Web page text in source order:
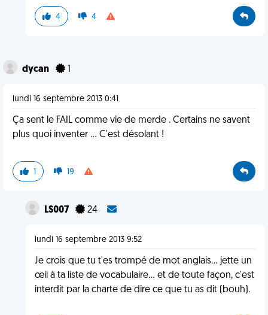
4 4
dycan
lundi 16 septembre 2013 0:41
Ça sent le FAIL comme vie de merde . Certains ne savent
plus quoi inventer ... C'est désolant !
1 19
LS007 24
lundi 16 septembre 2013 9:52
Je crois que tu t'es trompé de mot anglais... jette un
œil à ta liste de vocabulaire... et de toute façon, c'est
interdit par la charte de dire ce que tu as dit (bouh).